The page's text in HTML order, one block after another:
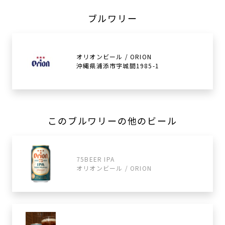
ブルワリー
オリオンビール / ORION
沖縄県浦添市字城間1985-1
このブルワリーの他のビール
75BEER IPA
オリオンビール / ORION